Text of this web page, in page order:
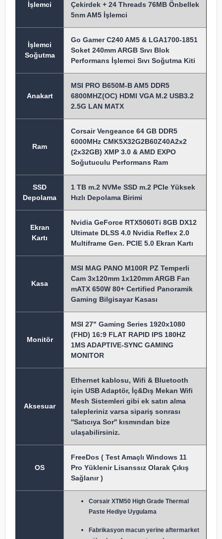
İşlemci
Çekirdek + 24 Threads 76MB Önbellek
5nm AM5 İşlemci
İşlemci
Soğutma
Go Gamer C240 AM5 & LGA1700-1851
Soket 240mm ARGB Sıvı Blok
Performans İşlemci Sıvı Soğutma Kiti
Anakart
MSI PRO B650M-B AM5 DDR5
6800MHZ(OC) HDMI VGA M.2 USB3.2
2.5G LAN MATX
Ram
Corsair Vengeance 64 GB DDR5
6000MHz CMK5X32G2B60Z40A2x2
(2x32GB) XMP 3.0 & AMD EXPO
Soğutuculu Performans Ram
SSD
Depolama
1 TB m.2 NVMe SSD m.2 PCIe Yüksek
Hızlı Depolama Birimi
Ekran
Kartı
Nvidia GeForce RTX5060Ti 8GB DX12
Ultimate DLSS 4.0 Nvidia Reflex 2.0
Multiframe Gen. PCIE 5.0 Ekran Kartı
Kasa
MSI MAG PANO M100R PZ Temperli
Cam 3x120mm 1x120mm ARGB Fan
mATX 650W 80+ Certified Panoramik
Gaming Bilgisayar Kasası
Monitör
MSI 27" Gaming Series 1920x1080
(FHD) 16:9 FLAT RAPID IPS 180HZ
1MS ADAPTIVE-SYNC GAMING
MONITOR
Aksesuar
Ethernet kablosu, Wifi & Bluetooth
için USB Adaptör, İç&Dış Mekan Wifi
Mesh Sistemleri gibi ek satın alma
talepleriniz varsa sipariş sonrası
''Satıcıya Sor'' kısmından bize
ulaşabilirsiniz.
OS
FreeDos ( Test Amaçlı Windows 11
Pro Yüklenir Lisanssız Olarak Çıkış
Sağlanır )
Corsair XTM50 High Grade Thermal
Paste Hediye Uygulama
Fabrikasyon macun yerine aftermarket